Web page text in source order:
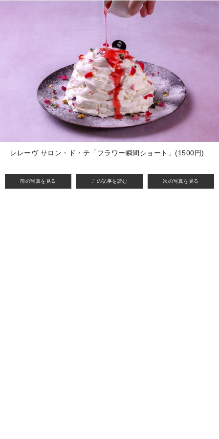
前の写真を見る この記事を読む 次の写真を見る
レレーヴ サロン・ド・テ「フラワー瞬間ショート」(1500円)